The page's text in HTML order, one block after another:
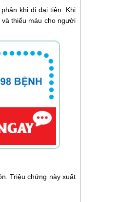
khi đi đại tiện. Khi
thiếu máu cho người
Triệu chứng này xuất